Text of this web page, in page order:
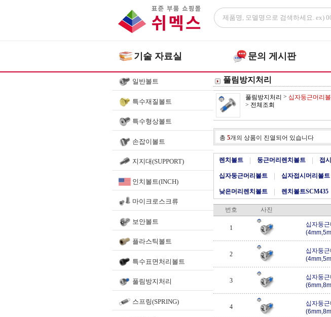
기술 자료실 문의 게시판
일반볼트
특수재질볼트
특수형상볼트
손잡이볼트
지지대(SUPPORT)
인치볼트(INCH)
마이크로스크류
보안볼트
플라스틱볼트
특수표면처리볼트
풀림방지처리
스프링(SPRING)
풀림방지처리
풀림방지처리 > 십자둥근머리
> 전체조회
총 5개의 상품이 진열되어 있습니다
렌치볼트 둥근머리렌치볼트 접
십자둥근머리볼트 십자접시머리볼트
낮은머리렌치볼트 렌치볼트SCM435
번호 사진
1
십자둥
2
십자둥
3
십자둥
4
십자둥